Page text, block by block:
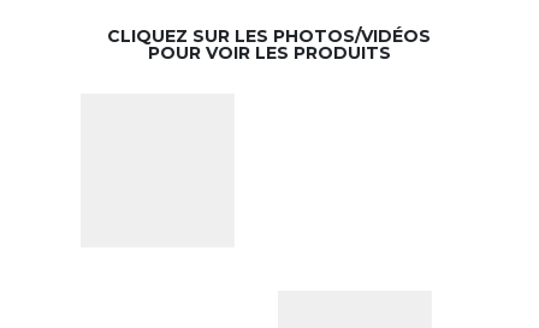
CLIQUEZ SUR LES PHOTOS/VIDÉOS
POUR VOIR LES PRODUITS